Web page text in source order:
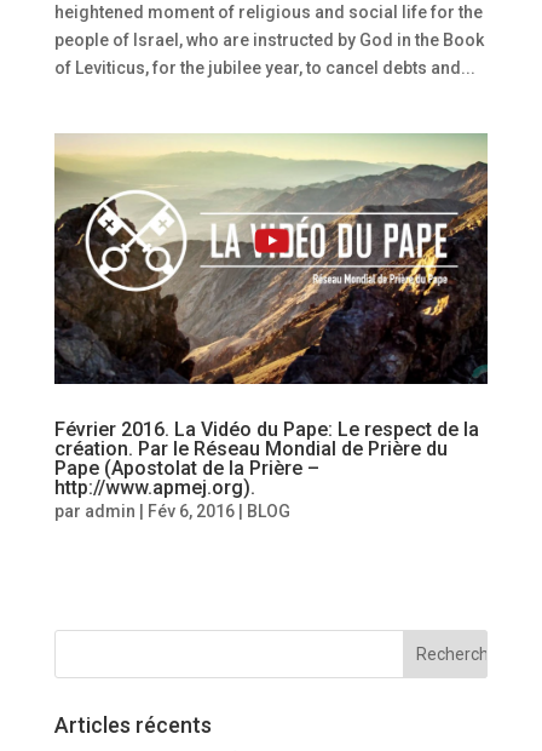
heightened moment of religious and social life for the
people of Israel, who are instructed by God in the Book
of Leviticus, for the jubilee year, to cancel debts and...
Février 2016. La Vidéo du Pape: Le respect de la
création. Par le Réseau Mondial de Prière du
Pape (Apostolat de la Prière –
http://www.apmej.org).
par admin Fév 6, 2016| BLOG
Articles récents